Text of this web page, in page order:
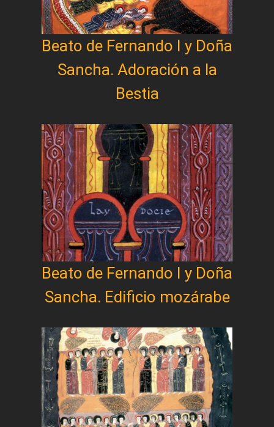
Beato de Fernando I y Doña
Sancha. Adoración a la
Bestia
Beato de Fernando I y Doña
Sancha. Edificio mozárabe